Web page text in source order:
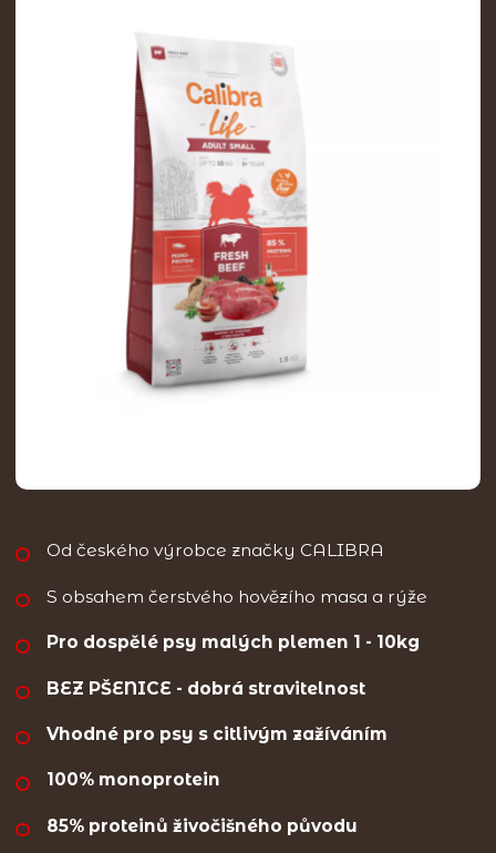
Od českého výrobce značky CALIBRA
S obsahem čerstvého hovězího masa a rýže
Pro dospělé psy malých plemen 1 - 10kg
BEZ PŠENICE - dobrá stravitelnost
Vhodné pro psy s citlivým zažíváním
100% monoprotein
85% proteinů živočišného původu